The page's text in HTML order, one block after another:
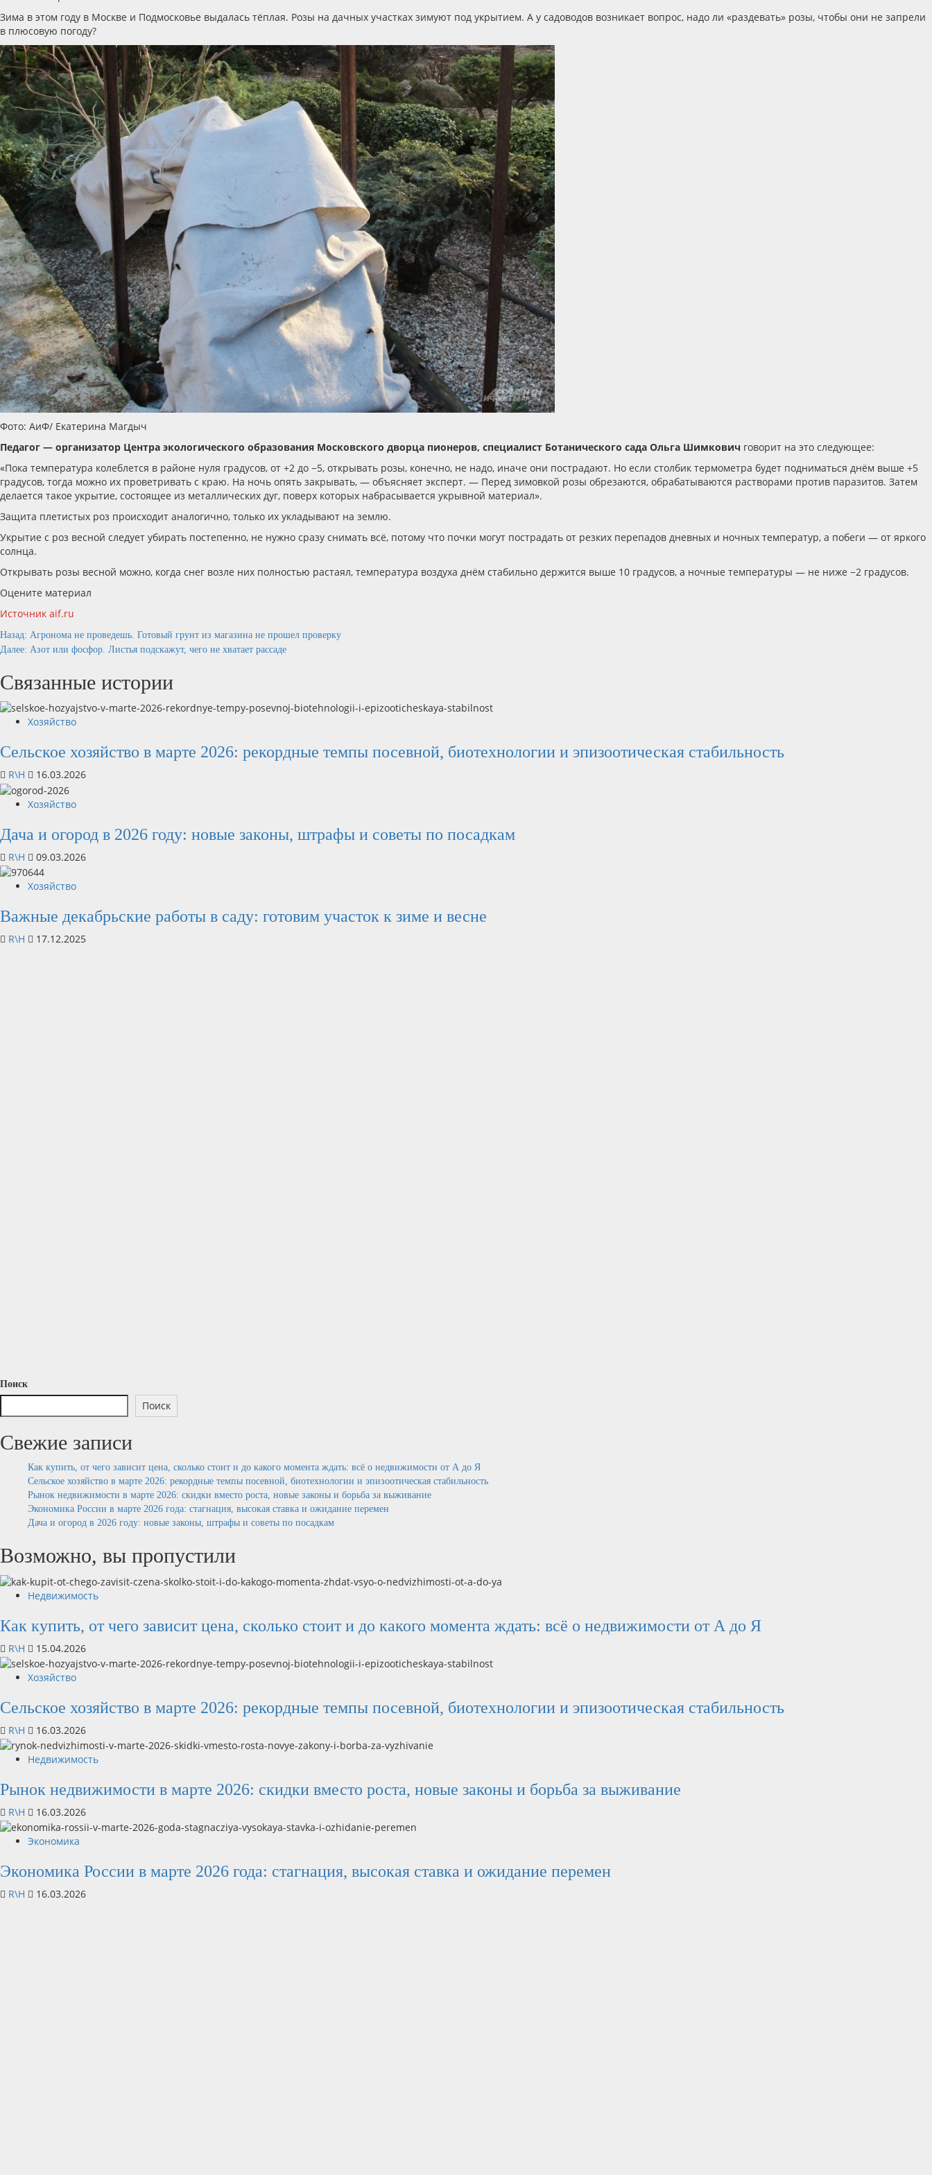
Зима в этом году в Москве и Подмосковье выдалась тёплая. Розы на дачных участках зимуют под укрытием. А у садоводов возникает вопрос, надо ли «раздевать» розы, чтобы они не запрели
в плюсовую погоду?
Фото: АиФ/ Екатерина Магдыч
Педагог — организатор Центра экологического образования Московского дворца пионеров, специалист Ботанического сада Ольга Шимкович говорит на это следующее:
«Пока температура колеблется в районе нуля градусов, от +2 до −5, открывать розы, конечно, не надо, иначе они пострадают. Но если столбик термометра будет подниматься днём выше +5
градусов, тогда можно их проветривать с краю. На ночь опять закрывать, — объясняет эксперт. — Перед зимовкой розы обрезаются, обрабатываются растворами против паразитов. Затем
делается такое укрытие, состоящее из металлических дуг, поверх которых набрасывается укрывной материал».
Защита плетистых роз происходит аналогично, только их укладывают на землю.
Укрытие с роз весной следует убирать постепенно, не нужно сразу снимать всё, потому что почки могут пострадать от резких перепадов дневных и ночных температур, а побеги — от яркого
солнца.
Открывать розы весной можно, когда снег возле них полностью растаял, температура воздуха днём стабильно держится выше 10 градусов, а ночные температуры — не ниже −2 градусов.
Оцените материал
Источник aif.ru
Продолжить
чтение
Назад: Агронома не проведешь. Готовый грунт из магазина не прошел проверку
Далее: Азот или фосфор. Листья подскажут, чего не хватает рассаде
Связанные истории
Хозяйство
Сельское хозяйство в марте 2026: рекордные темпы посевной, биотехнологии и эпизоотическая стабильность
R\H 16.03.2026
Хозяйство
Дача и огород в 2026 году: новые законы, штрафы и советы по посадкам
R\H 09.03.2026
Хозяйство
Важные декабрьские работы в саду: готовим участок к зиме и весне
R\H 17.12.2025
Поиск
Поиск
Свежие записи
Как купить, от чего зависит цена, сколько стоит и до какого момента ждать: всё о недвижимости от А до Я
Сельское хозяйство в марте 2026: рекордные темпы посевной, биотехнологии и эпизоотическая стабильность
Рынок недвижимости в марте 2026: скидки вместо роста, новые законы и борьба за выживание
Экономика России в марте 2026 года: стагнация, высокая ставка и ожидание перемен
Дача и огород в 2026 году: новые законы, штрафы и советы по посадкам
Возможно, вы пропустили
Недвижимость
Как купить, от чего зависит цена, сколько стоит и до какого момента ждать: всё о недвижимости от А до Я
R\H 15.04.2026
Хозяйство
Сельское хозяйство в марте 2026: рекордные темпы посевной, биотехнологии и эпизоотическая стабильность
R\H 16.03.2026
Недвижимость
Рынок недвижимости в марте 2026: скидки вместо роста, новые законы и борьба за выживание
R\H 16.03.2026
Экономика
Экономика России в марте 2026 года: стагнация, высокая ставка и ожидание перемен
R\H 16.03.2026